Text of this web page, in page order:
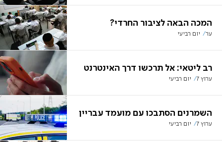
המכה הבאה לציבור החרדי?
ער יום רביעי
רב ליטאי: אל תרכשו דרך האינטרנט
ערוץ 7 יום רביעי
השמרנים הסתבכו עם מועמד עבריין
ערוץ 7 יום רביעי